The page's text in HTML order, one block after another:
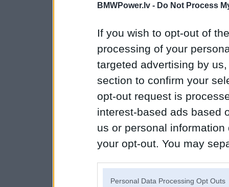
BMWPower.lv - Do Not Process
If you wish to opt-out of
processing of your
targeted advertising by
section to confirm your
opt-out request is
interest-based ads based
us or personal
your opt-out. You may
Personal Data Processing Opt Outs